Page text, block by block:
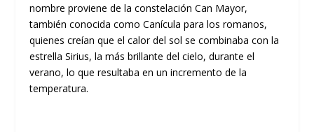
nombre proviene de la constelación Can Mayor,
también conocida como Canícula para los romanos,
quienes creían que el calor del sol se combinaba con la
estrella Sirius, la más brillante del cielo, durante el
verano, lo que resultaba en un incremento de la
temperatura.